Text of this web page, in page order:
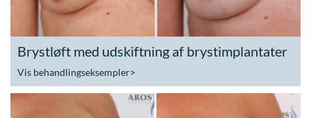
Brystløft med udskiftning af brystimplantater
Vis behandlingseksempler>